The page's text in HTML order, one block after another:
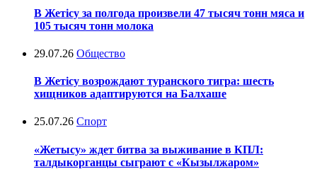
В Жетісу за полгода произвели 47 тысяч тонн мяса и
105 тысяч тонн молока
29.07.26 Общество
В Жетісу возрождают туранского тигра: шесть
хищников адаптируются на Балхаше
25.07.26 Спорт
«Жетысу» ждет битва за выживание в КПЛ:
талдыкорганцы сыграют с «Кызылжаром»